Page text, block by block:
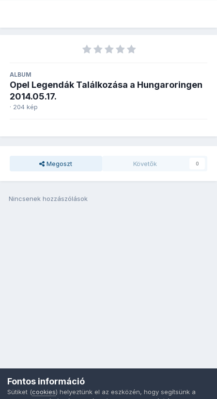
ALBUM
Opel Legendák Találkozása a Hungaroringen
2014.05.17.
· 204 kép
Megoszt Követők 0
Nincsenek hozzászólások
Fontos információ
Sütiket (cookies) helyeztünk el az eszközén, hogy segítsünk a